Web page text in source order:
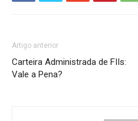
Artigo anterior
Carteira Administrada de FIIs:
Vale a Pena?